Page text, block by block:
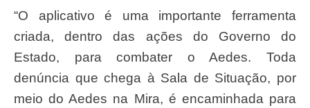
“O aplicativo é uma importante ferramenta
criada, dentro das ações do Governo do
Estado, para combater o Aedes. Toda
denúncia que chega à Sala de Situação, por
meio do Aedes na Mira, é encaminhada para